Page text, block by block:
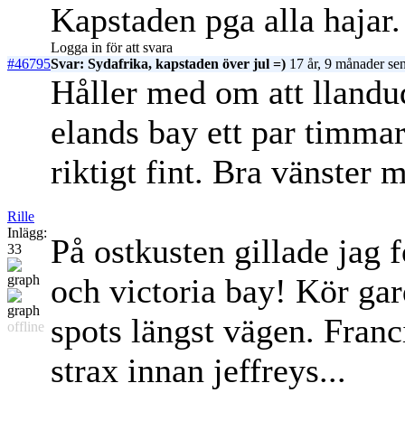
Kapstaden pga alla hajar.
Logga in för att svara
#46795Svar: Sydafrika, kapstaden över jul =) 17 år, 9 månader
Rille
Inlägg:
33
offline
Håller med om att
elands bay ett par
riktigt fint. Bra vänster
På ostkusten gillade jag
och victoria bay! Kör
spots längst vägen.
strax innan jeffreys...